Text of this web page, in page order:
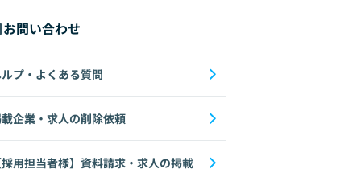
お問い合わせ
プ・よくある質問
企業・求人の削除依頼
用担当者様】資料請求・求人の掲載